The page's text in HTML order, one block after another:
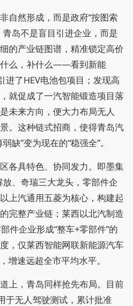
自然形成，而是政府“按图索
岛不是盲目引进企业，而是
的产业链图谱，精准锁定高价
么，补什么——看到新能
进了HEV电池包项目；发现高
就促成了一汽智能锻造项目落
未来方向，便大力布局无人
。这种链式招商，使得青岛汽
缺”变为现在的“稳强全”。
各具特色、协同发力。即墨集
、奇瑞三大龙头，零部件企
上汽通用五菱为核心，构建起
完整产业链；莱西以北汽制造
件企业形成“整车+零部件”的
，仅莱西智能网联新能源汽车
增速远超全市平均水平。
上，青岛同样抢先布局。目前
于无人驾驶测试，累计批准